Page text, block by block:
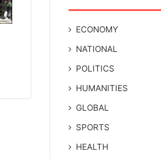
ECONOMY
NATIONAL
POLITICS
HUMANITIES
GLOBAL
SPORTS
HEALTH